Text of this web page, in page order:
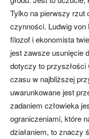
Tylko na pierwszy rzut
czynności. Ludwig
filozof i ekonomista
jest zawsze usunięcie
dotyczy to przyszłości
czasu w najbliższej
uwarunkowane jest
zadaniem człowieka
ograniczeniami, które
działaniem, to znaczy